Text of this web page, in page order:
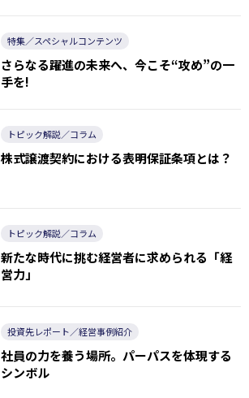
特集／スペシャルコンテンツ
さらなる躍進の未来へ、今こそ“攻め”の一
手を!
トピック解説／コラム
株式譲渡契約における表明保証条項とは？
トピック解説／コラム
新たな時代に挑む経営者に求められる「経
営力」
投資先レポート／経営事例紹介
社員の力を養う場所。パーパスを体現する
シンボル